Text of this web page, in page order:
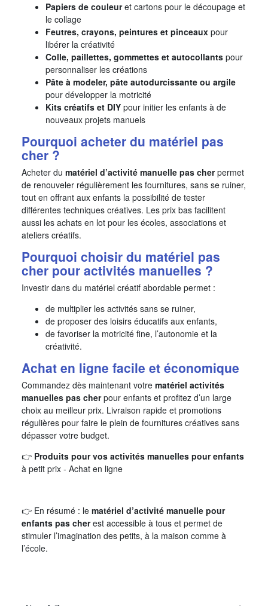
Papiers de couleuret cartons pour le découpage et
le collage
Feutres, crayons, peintures et pinceaux pour
libérer la créativité
Colle, paillettes, gommettes et autocollants pour
personnaliser les créations
Pâte à modeler, pâte autodurcissante ou argile
pour développer la motricité
Kits créatifs et DIY pour initier les enfants à de
nouveaux projets manuels
Pourquoi acheter du matériel pas
cher ?
Acheter du matériel d’activité manuelle pas cherpermet
de renouveler régulièrement les fournitures, sans se ruiner,
tout en offrant aux enfants la possibilité de tester
différentes techniques créatives. Les prix bas facilitent
aussi les achats en lot pour les écoles, associations et
ateliers créatifs.
Pourquoi choisir du matériel pas
cher pour activités manuelles ?
Investir dans du matériel créatif abordable permet :
de multiplier les activités sans se ruiner,
de proposer des loisirs éducatifs aux enfants,
de favoriser la motricité fine, l’autonomie et la
créativité.
Achat en ligne facile et économique
Commandez dès maintenant votre matériel activités
manuelles pas cherpour enfants et profitez d’un large
choix au meilleur prix. Livraison rapide et promotions
régulières pour faire le plein de fournitures créatives sans
dépasser votre budget.
👉 Produits pour vos activités manuelles pour enfants
à petit prix - Achat en ligne
👉 En résumé : le matériel d’activité manuelle pour
enfants pas cherest accessible à tous et permet de
stimuler l’imagination des petits, à la maison comme à
l’école.